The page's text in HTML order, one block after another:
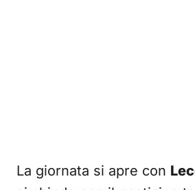
La giornata si apre con